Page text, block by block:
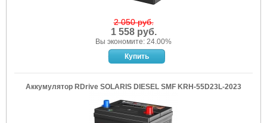
2 050 руб.
1 558 руб.
Вы экономите: 24.00%
Аккумулятор RDrive SOLARIS DIESEL SMF KRH-55D23L-2023